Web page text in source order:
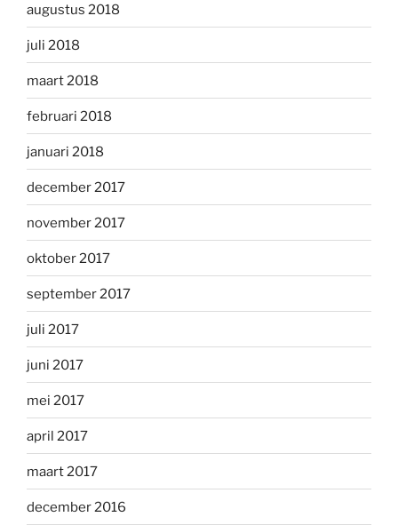
augustus 2018
juli 2018
maart 2018
februari 2018
januari 2018
december 2017
november 2017
oktober 2017
september 2017
juli 2017
juni 2017
mei 2017
april 2017
maart 2017
december 2016